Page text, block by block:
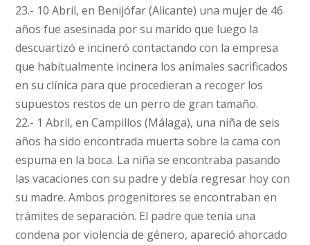
23.- 10 Abril, en Benijófar (Alicante) una mujer de 46
años fue asesinada por su marido que luego la
descuartizó e incineró contactando con la empresa
que habitualmente incinera los animales sacrificados
en su clínica para que procedieran a recoger los
supuestos restos de un perro de gran tamaño.
22.- 1 Abril, en Campillos (Málaga), una niña de seis
años ha sido encontrada muerta sobre la cama con
espuma en la boca. La niña se encontraba pasando
las vacaciones con su padre y debía regresar hoy con
su madre. Ambos progenitores se encontraban en
trámites de separación. El padre que tenía una
condena por violencia de género, apareció ahorcado